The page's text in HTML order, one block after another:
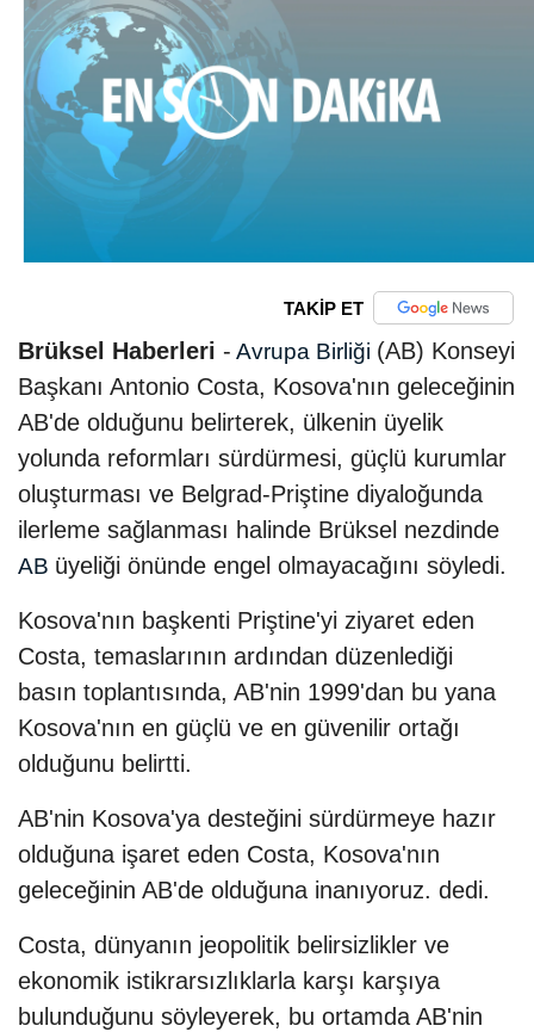
TAKİP ET
Brüksel Haberleri - Avrupa Birliği (AB) Konseyi
Başkanı Antonio Costa, Kosova'nın geleceğinin
AB'de olduğunu belirterek, ülkenin üyelik
yolunda reformları sürdürmesi, güçlü kurumlar
oluşturması ve Belgrad-Priştine diyaloğunda
ilerleme sağlanması halinde Brüksel nezdinde
AB üyeliği önünde engel olmayacağını söyledi.
Kosova'nın başkenti Priştine'yi ziyaret eden
Costa, temaslarının ardından düzenlediği
basın toplantısında, AB'nin 1999'dan bu yana
Kosova'nın en güçlü ve en güvenilir ortağı
olduğunu belirtti.
AB'nin Kosova'ya desteğini sürdürmeye hazır
olduğuna işaret eden Costa, Kosova'nın
geleceğinin AB'de olduğuna inanıyoruz. dedi.
Costa, dünyanın jeopolitik belirsizlikler ve
ekonomik istikrarsızlıklarla karşı karşıya
bulunduğunu söyleyerek, bu ortamda AB'nin